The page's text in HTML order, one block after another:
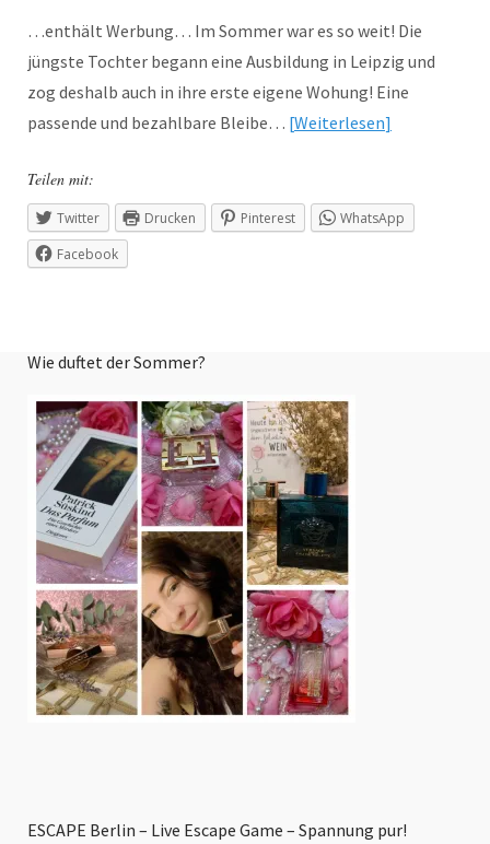
…enthält Werbung… Im Sommer war es so weit! Die
jüngste Tochter begann eine Ausbildung in Leipzig und
zog deshalb auch in ihre erste eigene Wohung! Eine
passende und bezahlbare Bleibe… Weiterlesen
Teilen mit:
Twitter Drucken Pinterest
WhatsApp
Facebook
Wie duftet der Sommer?
ESCAPE Berlin – Live Escape Game – Spannung pur!